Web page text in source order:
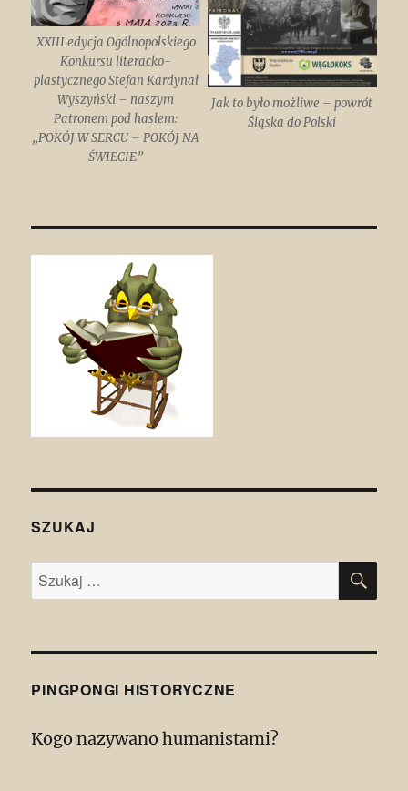
XXIII edycja Ogólnopolskiego
Konkursu literacko-
plastycznego Stefan Kardynał
Wyszyński – naszym
Patronem pod hasłem:
„POKÓJ W SERCU – POKÓJ NA
ŚWIECIE”
Jak to było możliwe – powrót
Śląska do Polski
SZUKAJ
Szukaj:
PINGPONGI HISTORYCZNE
Kogo nazywano humanistami?